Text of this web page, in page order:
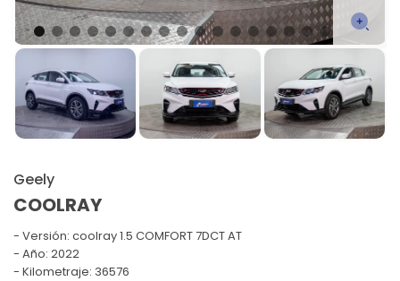
Geely
COOLRAY
Versión: coolray 1.5 COMFORT 7DCT AT
Año: 2022
Kilometraje: 36576